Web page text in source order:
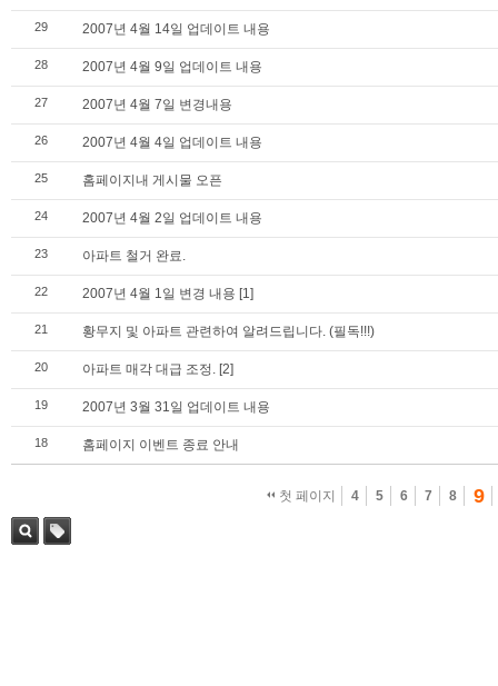
29 2007년 4월 14일 업데이트 내용
28 2007년 4월 9일 업데이트 내용
27 2007년 4월 7일 변경내용
26 2007년 4월 4일 업데이트 내용
25 홈페이지내 게시물 오픈
24 2007년 4월 2일 업데이트 내용
23 아파트 철거 완료.
22 2007년 4월 1일 변경 내용 [1]
21 황무지 및 아파트 관련하여 알려드립니다. (필독!!!)
20 아파트 매각 대급 조정. [2]
19 2007년 3월 31일 업데이트 내용
18 홈페이지 이벤트 종료 안내
첫 페이지 4 5 6 7 8 9